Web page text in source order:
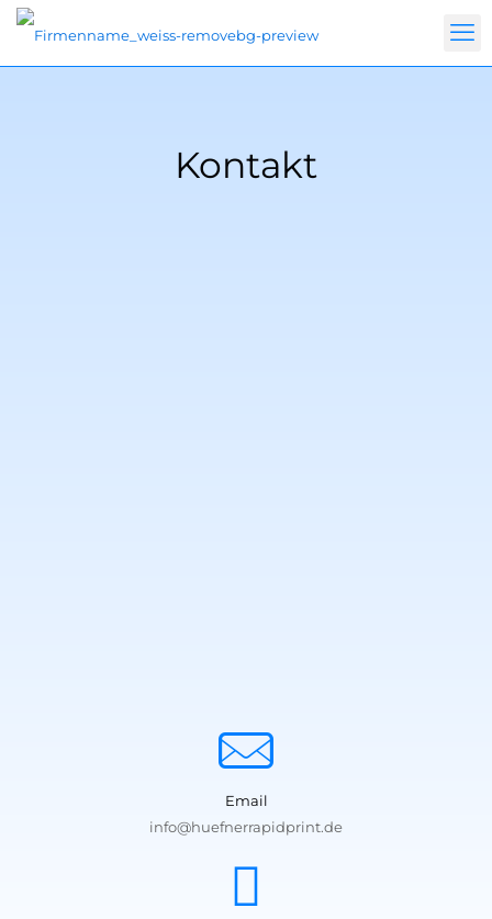
Kontakt
Email
info@huefnerrapidprint.de